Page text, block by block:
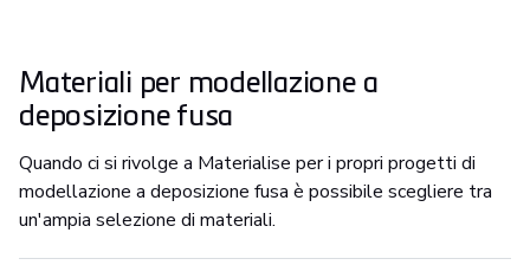
Materiali per modellazione a
deposizione fusa
Quando ci si rivolge a Materialise per i propri progetti di
modellazione a deposizione fusa è possibile scegliere tra
un'ampia selezione di materiali.